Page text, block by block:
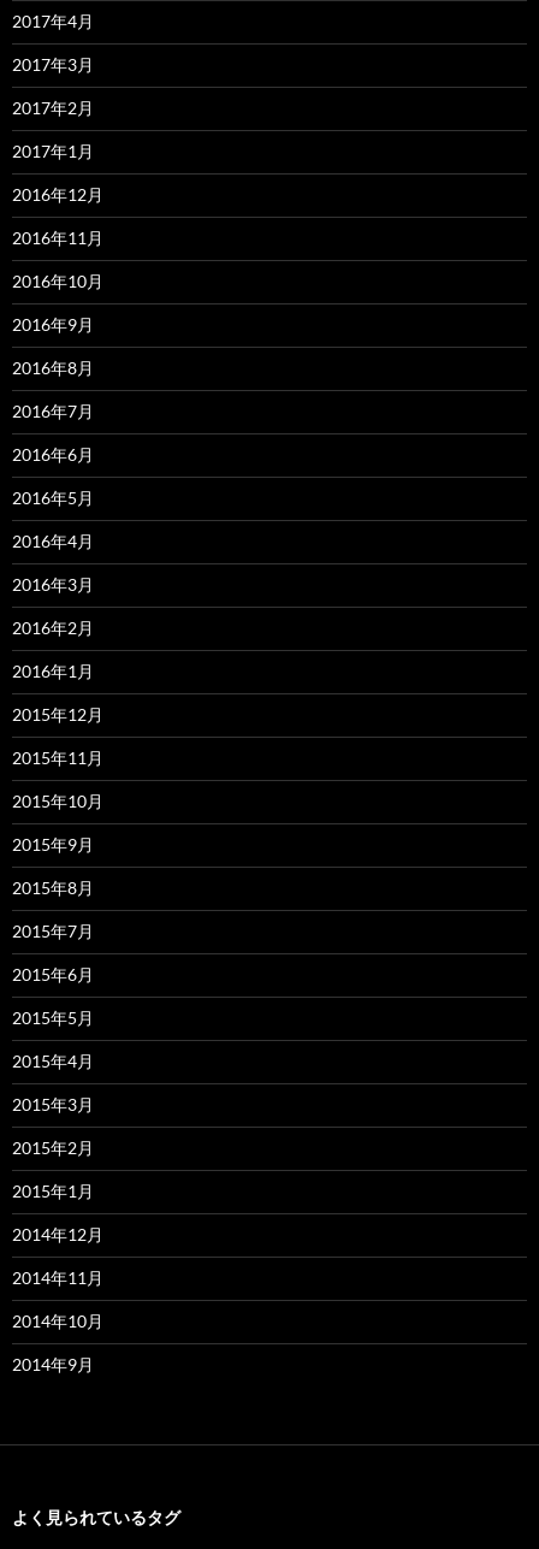
2017年4月
2017年3月
2017年2月
2017年1月
2016年12月
2016年11月
2016年10月
2016年9月
2016年8月
2016年7月
2016年6月
2016年5月
2016年4月
2016年3月
2016年2月
2016年1月
2015年12月
2015年11月
2015年10月
2015年9月
2015年8月
2015年7月
2015年6月
2015年5月
2015年4月
2015年3月
2015年2月
2015年1月
2014年12月
2014年11月
2014年10月
2014年9月
よく見られているタグ